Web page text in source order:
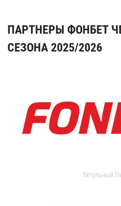
ПАРТНЕРЫ ФОНБЕТ
СЕЗОНА 2025/2026
Титульный